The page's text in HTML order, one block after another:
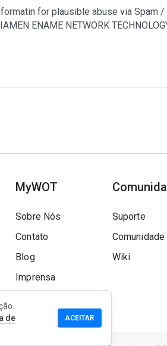
for plausible abuse via Spam /
ENAME NETWORK
MyWOT
Sobre Nós
Contato
Blog
Imprensa
Suporte
Comunidade
Wiki
de
ACEITAR